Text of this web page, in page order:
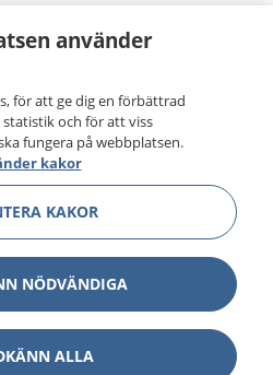
använder
för att ge dig en förbättrad
och för att viss
fungera på webbplatsen.
kakor
KAKOR
NÖDVÄNDIGA
ALLA